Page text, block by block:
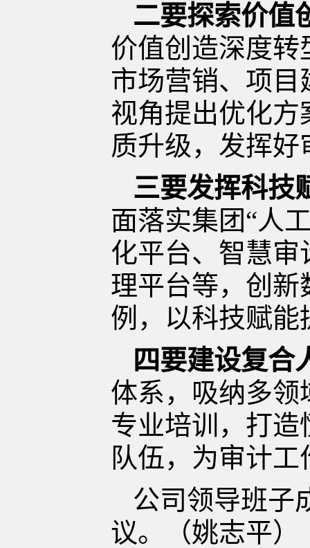
二要探索价值
价值创造深度
市场营销、项
视角提出优化
质升级，发挥
三要发挥科技
面落实集团“人
化平台、智慧
理平台等，创
例，以科技赋
四要建设复合
体系，吸纳多
专业培训，打
队伍，为审计
公司领导班子
议。
（姚志平）